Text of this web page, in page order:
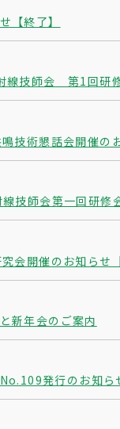
【終了】
技師会 第1回研
技術懇話会開催のお
技師会第一回研修
会開催のお知らせ【
新年会のご案内
発行のお知ら